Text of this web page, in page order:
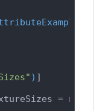
) ]
= new